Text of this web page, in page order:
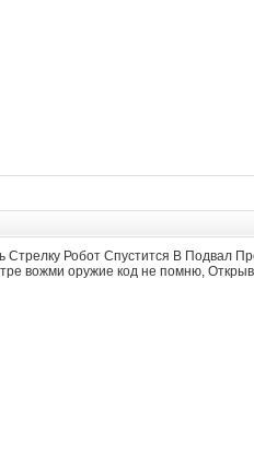
Робот Спустится В Подвал
вожми оружие код не помню,